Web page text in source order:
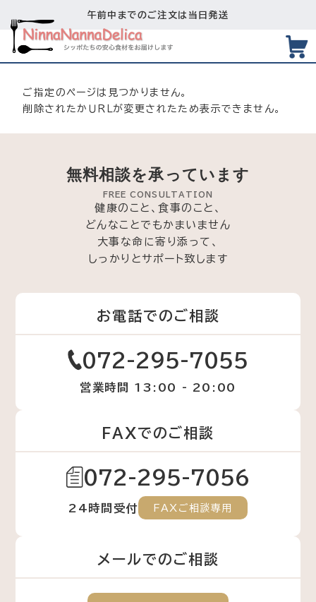
午前中までのご注文は当日発送
ご指定のページは見つかりません。
削除されたかＵＲＬが変更されたため表示できません。
無料相談を承っています
FREE CONSULTATION
健康のこと、食事のこと、
どんなことでもかまいません
大事な命に寄り添って、
しっかりとサポート致します
お電話でのご相談
072-295-7055
営業時間 13:00 - 20:00
FAXでのご相談
072-295-7056
24時間受付 FAXご相談専用
メールでのご相談